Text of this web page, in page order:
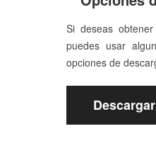
Si deseas
puedes usar
opciones de